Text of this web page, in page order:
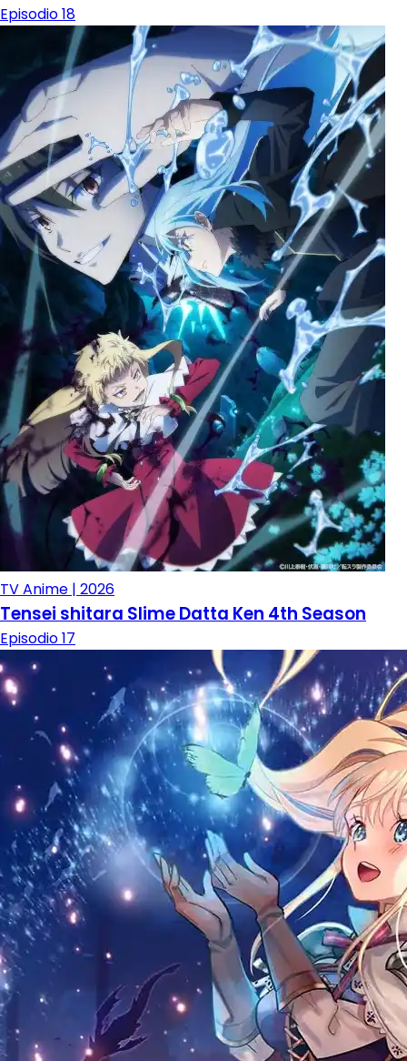
Episodio 18
TV Anime | 2026
Tensei shitara Slime Datta Ken 4th Season
Episodio 17